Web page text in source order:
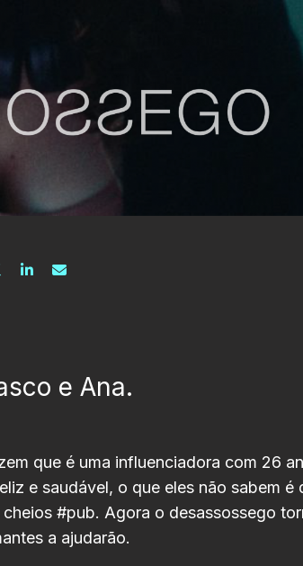
e Ana.
que é uma influenciadora com 26
e saudável, o que eles não sabem é
#pub. Agora o desassossego
a ajudarão.